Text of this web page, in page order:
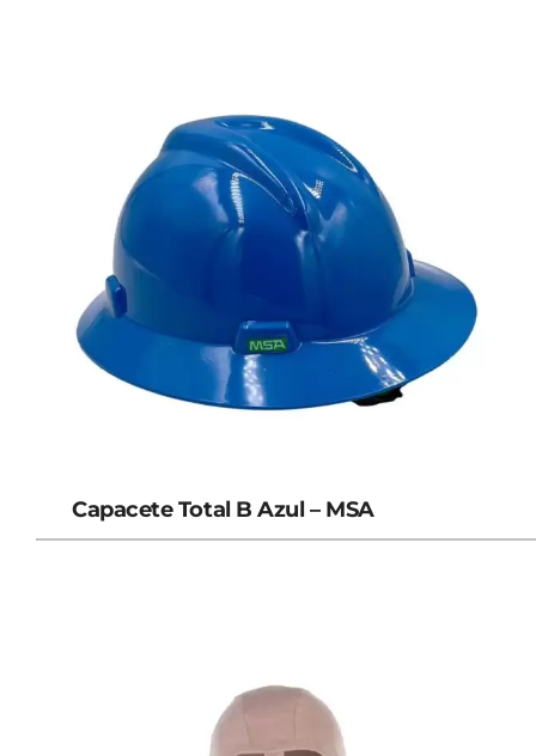
Capacete Total B Azul – MSA